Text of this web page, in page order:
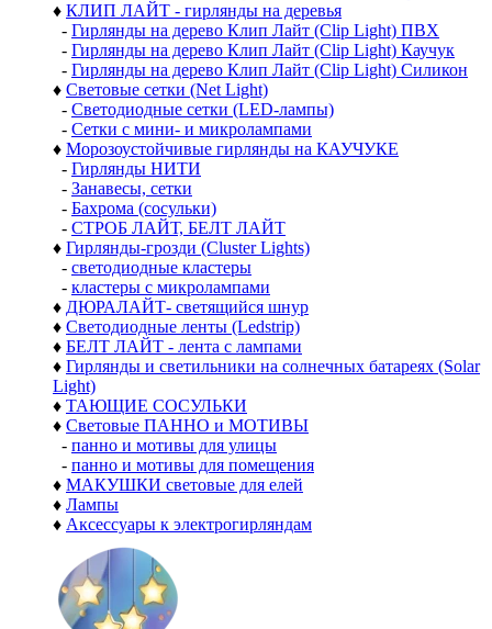
♦ КЛИП ЛАЙТ - гирлянды на деревья
- Гирлянды на дерево Клип Лайт (Clip Light) ПВХ
- Гирлянды на дерево Клип Лайт (Clip Light) Каучук
- Гирлянды на дерево Клип Лайт (Clip Light) Силикон
♦ Световые сетки (Net Light)
- Светодиодные сетки (LED-лампы)
- Сетки с мини- и микролампами
♦ Морозоустойчивые гирлянды на КАУЧУКЕ
- Гирлянды НИТИ
- Занавесы, сетки
- Бахрома (сосульки)
- СТРОБ ЛАЙТ, БЕЛТ ЛАЙТ
♦ Гирлянды-грозди (Cluster Lights)
- светодиодные кластеры
- кластеры с микролампами
♦ ДЮРАЛАЙТ- светящийся шнур
♦ Светодиодные ленты (Ledstrip)
♦ БЕЛТ ЛАЙТ - лента с лампами
♦ Гирлянды и светильники на солнечных батареях (Solar
Light)
♦ ТАЮЩИЕ СОСУЛЬКИ
♦ Световые ПАННО и МОТИВЫ
- панно и мотивы для улицы
- панно и мотивы для помещения
♦ МАКУШКИ световые для елей
♦ Лампы
♦ Аксессуары к электрогирляндам